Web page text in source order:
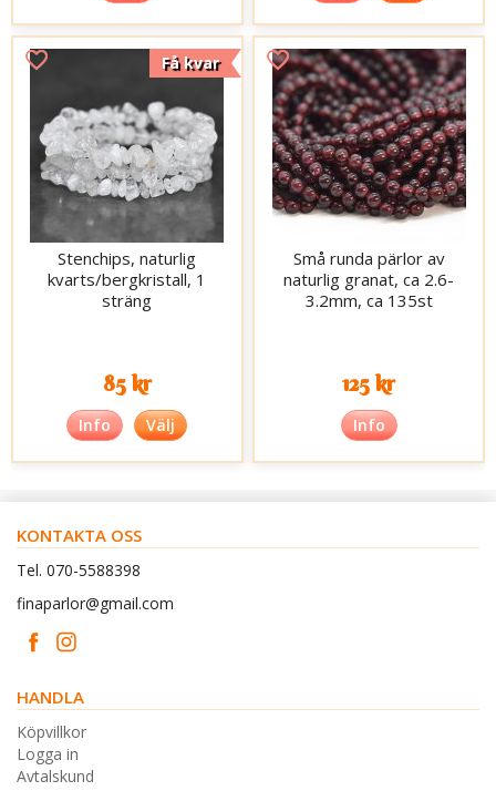
Få kvar
Stenchips, naturlig
kvarts/bergkristall, 1
sträng
85 kr
Info Välj
Små runda pärlor av
naturlig granat, ca 2.6-
3.2mm, ca 135st
125 kr
Info
KONTAKTA OSS
Tel. 070-5588398
finaparlor@gmail.com
HANDLA
Köpvillkor
Logga in
Avtalskund